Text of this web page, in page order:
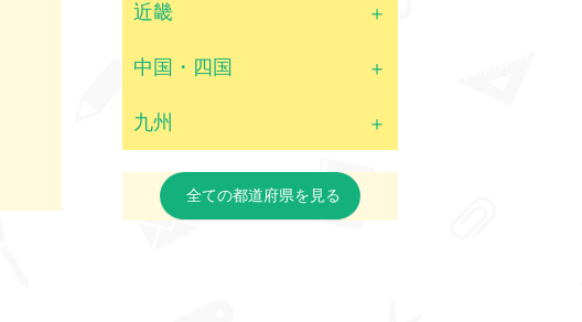
近畿
中国・四国
九州
全ての都道府県を見る